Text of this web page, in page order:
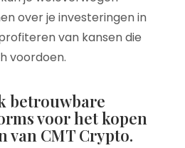
over je investeringen in
van kansen die
voordoen.
betrouwbare
voor het kopen
van CMT Crypto.